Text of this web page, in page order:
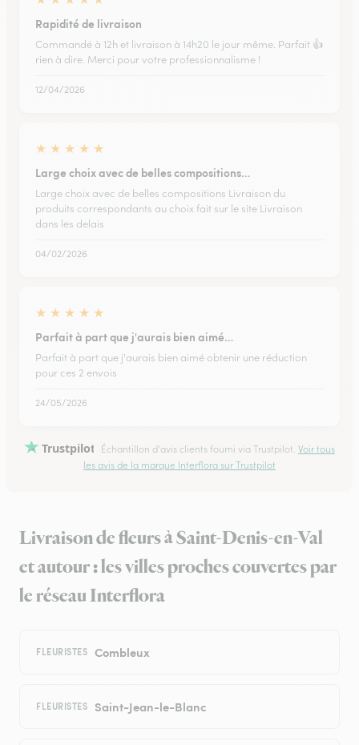
Rapidité de livraison
Commandé à 12h et livraison à 14h20 le jour même. Parfait 👍
rien à dire. Merci pour votre professionnalisme !
12/04/2026
★ ★ ★ ★ ★
Large choix avec de belles compositions…
Large choix avec de belles compositions Livraison du
produits correspondants au choix fait sur le site Livraison
dans les delais
04/02/2026
★ ★ ★ ★ ★
Parfait à part que j'aurais bien aimé…
Parfait à part que j'aurais bien aimé obtenir une réduction
pour ces 2 envois
24/05/2026
Trustpilot Échantillon d'avis clients fourni via Trustpilot. Voir tous
les avis de la marque Interflora sur Trustpilot
Livraison de fleurs à Saint-Denis-en-Val
et autour : les villes proches couvertes par
le réseau Interflora
FLEURISTES Combleux
FLEURISTES Saint-Jean-le-Blanc